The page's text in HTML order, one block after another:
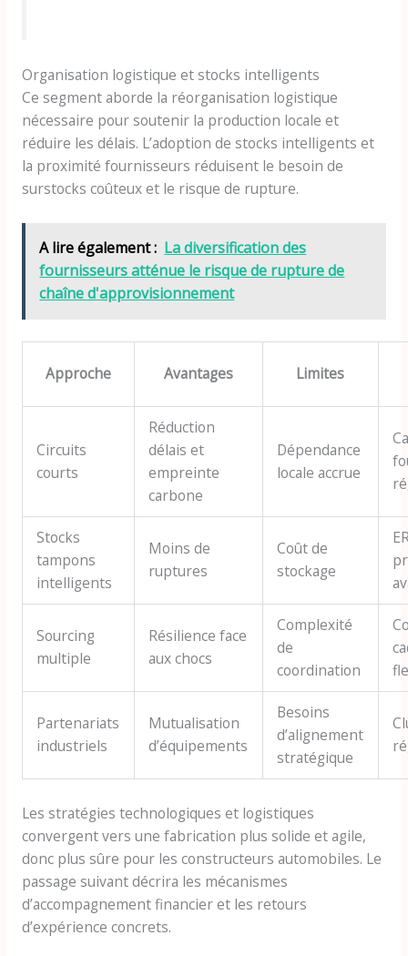
Organisation logistique et stocks intelligents
Ce segment aborde la réorganisation logistique
nécessaire pour soutenir la production locale et
réduire les délais. L’adoption de stocks intelligents et
la proximité fournisseurs réduisent le besoin de
surstocks coûteux et le risque de rupture.
A lire également : La diversification des
fournisseurs atténue le risque de rupture de
chaîne d'approvisionnement
Approche Avantages Limites
Circuits
courts
Réduction
délais et
empreinte
carbone
Dépendance
locale accrue
Stocks
tampons
intelligents
Moins de
ruptures
Coût de
stockage
Sourcing
multiple
Résilience face
aux chocs
Complexité
de
coordination
Partenariats
industriels
Mutualisation
d’équipements
Besoins
d’alignement
stratégique
Les stratégies technologiques et logistiques
convergent vers une fabrication plus solide et agile,
donc plus sûre pour les constructeurs automobiles. Le
passage suivant décrira les mécanismes
d’accompagnement financier et les retours
d’expérience concrets.